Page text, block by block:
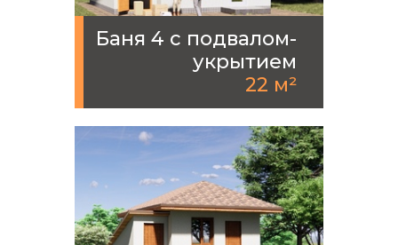
Баня 4 с подвалом-
укрытием
22 м²